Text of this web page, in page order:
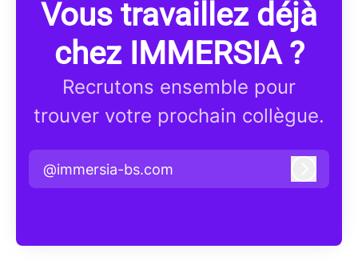
Vous travaillez déjà
chez IMMERSIA ?
Recrutons ensemble pour
trouver votre prochain collègue.
@immersia-bs.com